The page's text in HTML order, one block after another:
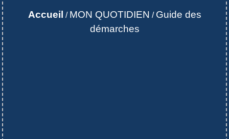
Accueil / MON QUOTIDIEN / Guide des
démarches